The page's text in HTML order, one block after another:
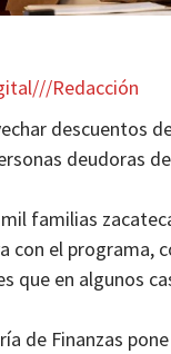
Redacción
descuentos
deudoras
familias
con el programa,
que en algunos
de Finanzas